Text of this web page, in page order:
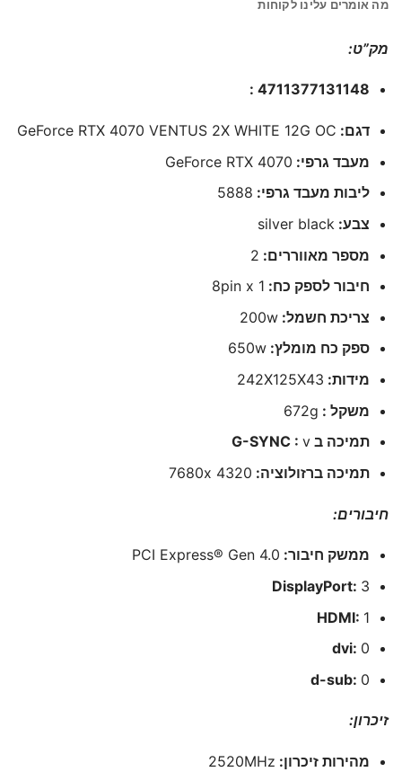
מה אומרים עלינו לקוחות
מק”ט:
4711377131148 :
דגם: GeForce RTX 4070 VENTUS 2X WHITE 12G OC
מעבד גרפי: GeForce RTX 4070
ליבות מעבד גרפי: 5888
צבע: silver black
מספר מאווררים: 2
חיבור לספק כח: 8pin x 1
צריכת חשמל: 200w
ספק כח מומלץ: 650w
מידות: 242X125X43
משקל : 672g
תמיכה ב G-SYNC : v
תמיכה ברזולוציה: 7680x 4320
חיבורים:
ממשק חיבור: PCI Express® Gen 4.0
DisplayPort: 3
HDMI: 1
dvi: 0
d-sub: 0
זיכרון:
מהירות זיכרון: 2520MHz